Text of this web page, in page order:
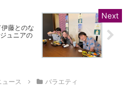
藤とのな
ュニアの
ース バラエティ